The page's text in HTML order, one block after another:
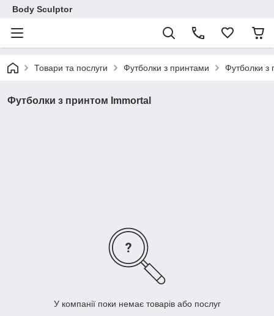
Body Sculptor
Товари та послуги Футболки з принтами Футболки з
Футболки з принтом Immortal
У компанії поки немає товарів або послуг